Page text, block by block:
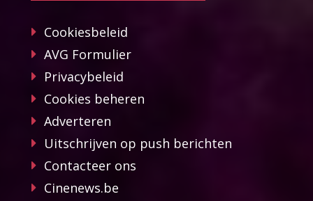
Cookiesbeleid
AVG Formulier
Privacybeleid
Cookies beheren
Adverteren
Uitschrijven op push berichten
Contacteer ons
Cinenews.be